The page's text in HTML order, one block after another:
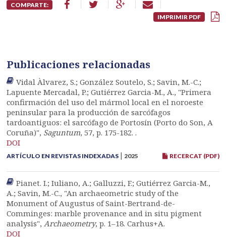
COMPARTE:
IMPRIMIR PDF
Publicaciones relacionadas
Vidal Àlvarez, S.; González Soutelo, S.; Savin, M.-C.;
Lapuente Mercadal, P.; Gutiérrez Garcia-M., A., "Primera
confirmación del uso del mármol local en el noroeste
peninsular para la producción de sarcófagos
tardoantiguos: el sarcófago de Portosín (Porto do Son, A
Coruña)", Saguntum, 57, p. 175-182. .
DOI
RECERCAT (PDF)
ARTÍCULO EN REVISTAS INDEXADAS | 2025
Pianet. I.; Iuliano, A.; Galluzzi, F.; Gutiérrez Garcia-M.,
A.; Savin, M.-C., "An archaeometric study of the
Monument of Augustus of Saint-Bertrand-de-
Comminges: marble provenance and in situ pigment
analysis", Archaeometry, p. 1–18. Carhus+A.
DOI